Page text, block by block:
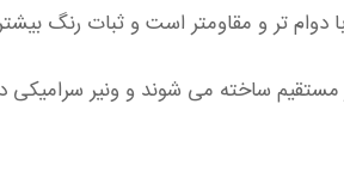
تر و مقاومتر است و ثبات رنگ
مستقیم ساخته می شوند و ونیر سرامیکی